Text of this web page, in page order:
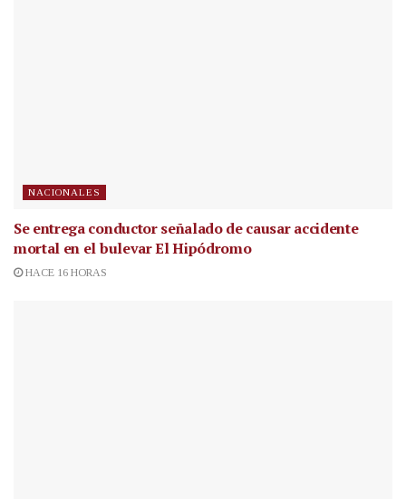
NACIONALES
Se entrega conductor señalado de causar accidente
mortal en el bulevar El Hipódromo
HACE 16 HORAS